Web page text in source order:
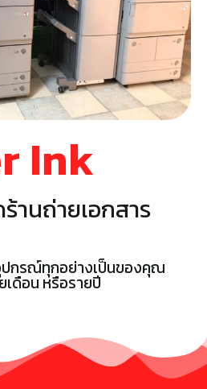
Ink
านถ่ายเอกสาร
ปกรณ์ทุกอย่างเป็นของคุณ
เดือน หรือรายปี